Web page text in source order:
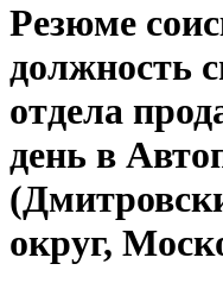
Резюме
должность
отдела
день в
округ,